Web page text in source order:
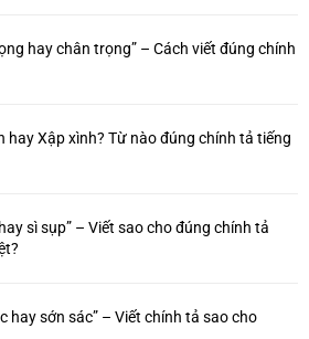
hay chân trọng” – Cách viết đúng chính
hay Xập xình? Từ nào đúng chính tả tiếng
sì sụp” – Viết sao cho đúng chính tả
hay sớn sác” – Viết chính tả sao cho